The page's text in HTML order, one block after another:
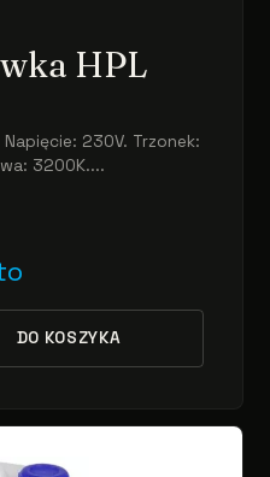
HPL
230V. Trzonek:
3200K....
DO KOSZYKA